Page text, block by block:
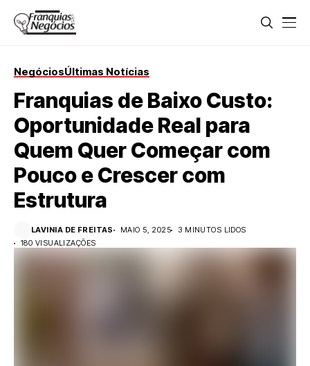
NegóciosÚltimas Notícias
Franquias de Baixo Custo:
Oportunidade Real para
Quem Quer Começar com
Pouco e Crescer com
Estrutura
LAVINIA DE FREITAS MAIO 5, 2025
3 MINUTOS LIDOS
180 VISUALIZAÇÕES